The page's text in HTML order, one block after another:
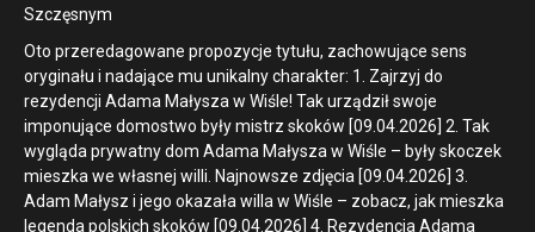
Szczęsnym
Oto przeredagowane propozycje tytułu, zachowujące sens
oryginału i nadające mu unikalny charakter: 1. Zajrzyj do
rezydencji Adama Małysza w Wiśle! Tak urządził swoje
imponujące domostwo były mistrz skoków [09.04.2026] 2. Tak
wygląda prywatny dom Adama Małysza w Wiśle – były skoczek
mieszka we własnej willi. Najnowsze zdjęcia [09.04.2026] 3.
Adam Małysz i jego okazała willa w Wiśle – zobacz, jak mieszka
legenda polskich skoków [09.04.2026] 4. Rezydencja Adama